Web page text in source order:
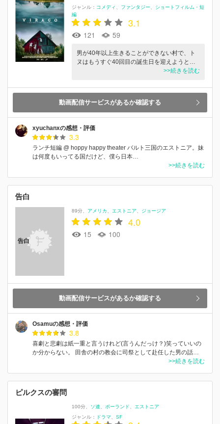
ジャンル： コメディ ファンタジー
ショートフィルム・短
編
3.1
121 59
男が40年以上生きることができない村で、ト
ヌはもうすぐ40回目の誕生日を迎えようと…
>>続きを読む
動画配信サービスがあるか確認する
xyuchanxの感想・評価
3.3
ランチ短編 @ hoppy happy theater バルト三国のエストニア。妹
は何度もいってる国だけど、僕ら日本…
>>続きを読む
告白
告白
89分 アメリカ エストニア ジョージア
4.0
15 100
動画配信サービスがあるか確認する
Osamuの感想・評価
3.8
喜劇と悲劇は紙一重と言うけれど(言うんだっけ？)笑っていいの
か分からない。 田舎の村の教会に司祭として赴任した男の話…
>>続きを読む
ピルクスの審問
100分 ソ連 ポーランド
エストニア
ジャンル：
ドラマ SF